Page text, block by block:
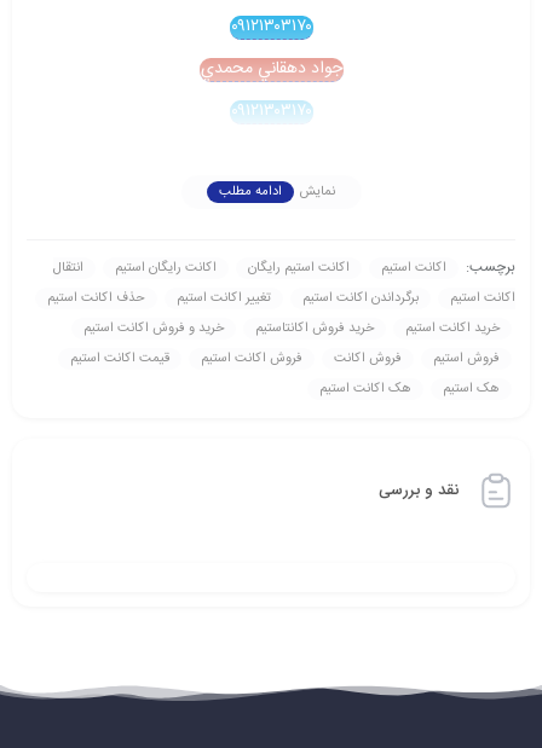
۰۹۱۲۱۳۰۳۱۷۰
جواد دهقاني محمدي
۰۹۱۲۱۳۰۳۱۷۰
نمایش ادامه مطلب
برچسب: اکانت استیم اکانت استیم رايگان اکانت رايگان استیم
انتقال
اکانت استیم
برگرداندن اکانت استیم تغيير اکانت استیم
حذف اکانت استیم
خريد اکانت استیم
خريد فروش اکانتاستیم
خريد و فروش اکانت استیم
فروش استیم
فروش اکانت فروش اکانت استیم
قيمت اکانت استیم
هک استیم
هک اکانت استیم
نقد و بررسی